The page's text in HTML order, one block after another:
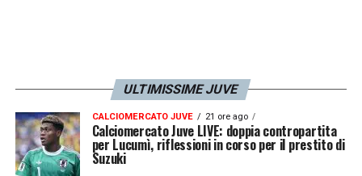
ULTIMISSIME JUVE
CALCIOMERCATO JUVE 21 ore ago
Calciomercato Juve LIVE: doppia contropartita
per Lucumì, riflessioni in corso per il prestito di
Suzuki